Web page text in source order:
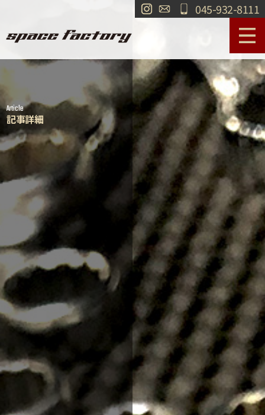
045-932-8111
作業事例
ショールーム
買取 交通・アクセス
求人情報 お問い合わせ
Article
記事詳細